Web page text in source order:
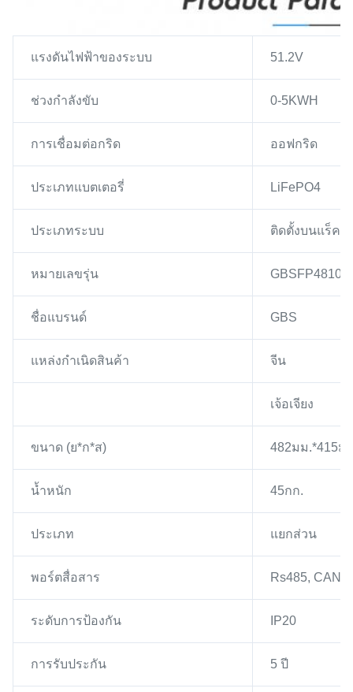
แรงดันไฟฟ้าของระบบ 51.2V
ช่วงกำลังขับ 0-5KWH
การเชื่อมต่อกริด ออฟกริด
ประเภทแบตเตอรี่ LiFePO4
ประเภทระบบ ติดตั้งบนแร็ค
หมายเลขรุ่น
ชื่อแบรนด์ GBS
แหล่งกำเนิดสินค้า จีน
เจ้อเจียง
ขนาด (ย*ก*ส) 482มม.*415ม
น้ำหนัก 45กก.
ประเภท แยกส่วน
พอร์ตสื่อสาร Rs485, CAN
ระดับการป้องกัน IP20
การรับประกัน 5 ปี